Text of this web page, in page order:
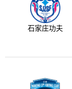
石家庄功夫